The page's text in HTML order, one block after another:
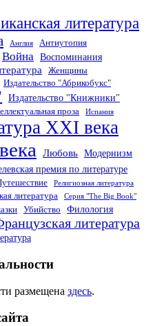
литература
Англия
Антиутопия
Война Воспоминания
Женщины
Издательство "Абрикобукс"
Издательство "Книжники"
проза Испания
XXI века
Любовь Модернизм
премия по литературе
Религиозная литература
литература Серия "The Big Book"
Убийство
Филология
литература
размещена здесь.